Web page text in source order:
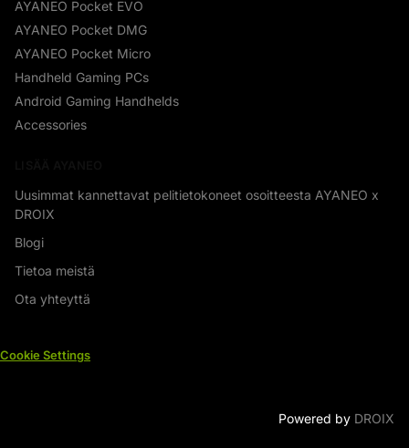
AYANEO Pocket EVO
AYANEO Pocket DMG
AYANEO Pocket Micro
Handheld Gaming PCs
Android Gaming Handhelds
Accessories
Uusimmat kannettavat pelitietokoneet osoitteesta AYANEO x
DROIX
Blogi
Tietoa meistä
Ota yhteyttä
Cookie Settings
Powered by DROIX